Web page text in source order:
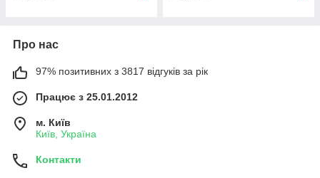
Про нас
97% позитивних з 3817 відгуків за рік
Працює з 25.01.2012
м. Київ
Київ, Україна
Контакти